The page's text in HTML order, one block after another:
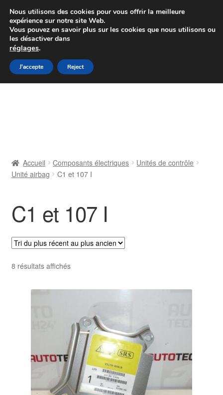
Colissimo livraison à partir de 7 EUR
Du lundi au vendredi de 9 h à 16 h
Aller
à
Aller
au
Contact
Livraison
Politique de confidentialité
Procédure de Réclamation
Accueil Composants électriques
Unités de contrôle
Unité airbag
C1 et 107 I
C1 et 107 I
8 résultats affichésTrié
plus
plus
ancien
Nous utilisons des cookies pour vous offrir la meilleure
expérience sur notre site Web.
Vous pouvez en savoir plus sur les cookies que nous utilisons ou
les désactiver dans
réglages.
J'accepte Reject